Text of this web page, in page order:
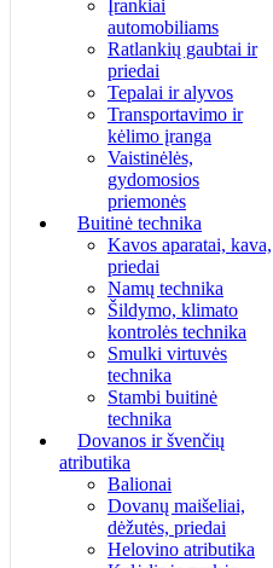
Įrankiai
automobiliams
Ratlankių gaubtai ir
priedai
Tepalai ir alyvos
Transportavimo ir
kėlimo įranga
Vaistinėlės,
gydomosios
priemonės
Buitinė technika
Kavos aparatai, kava,
priedai
Namų technika
Šildymo, klimato
kontrolės technika
Smulki virtuvės
technika
Stambi buitinė
technika
Dovanos ir švenčių
atributika
Balionai
Dovanų maišeliai,
dėžutės, priedai
Helovino atributika